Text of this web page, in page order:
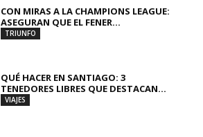
CON MIRAS A LA CHAMPIONS LEAGUE:
ASEGURAN QUE EL FENER...
TRIUNFO
QUÉ HACER EN SANTIAGO: 3
TENEDORES LIBRES QUE DESTACAN...
VIAJES